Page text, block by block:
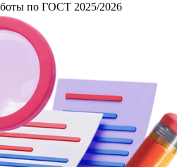
по ГОСТ 2025/2026